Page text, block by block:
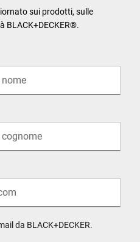
sui prodotti, sulle
BLACK+DECKER®.
da BLACK+DECKER.